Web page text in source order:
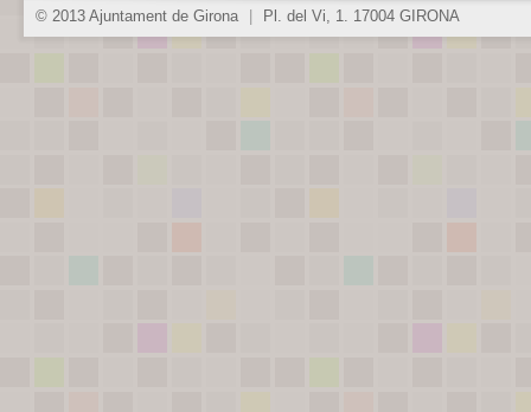
© 2013 Ajuntament de Girona Pl. del Vi, 1. 17004 GIRONA